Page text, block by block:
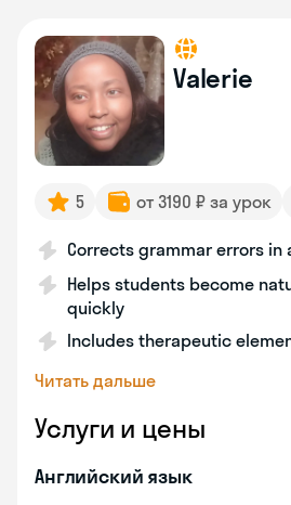
Valerie
5 от 3190 ₽ за урок
Corrects grammar errors in
Helps students become
quickly
Includes therapeutic
Читать дальше
Услуги и цены
Английский язык